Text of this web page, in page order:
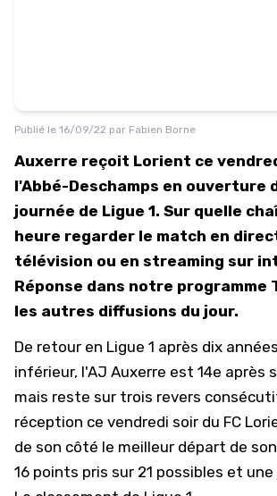
Publié le 16/09/22 par Fabien Borne
Auxerre reçoit Lorient ce
l'Abbé-Deschamps en ouverture
journée de Ligue 1. Sur quelle
heure regarder le match en
télévision ou en streaming sur
Réponse dans notre programme
les autres diffusions du jour.
De retour en Ligue 1 après dix
inférieur, l'AJ Auxerre est 14e après
mais reste sur trois revers
réception ce vendredi soir du FC
de son côté le meilleur départ de
16 points pris sur 21 possibles et